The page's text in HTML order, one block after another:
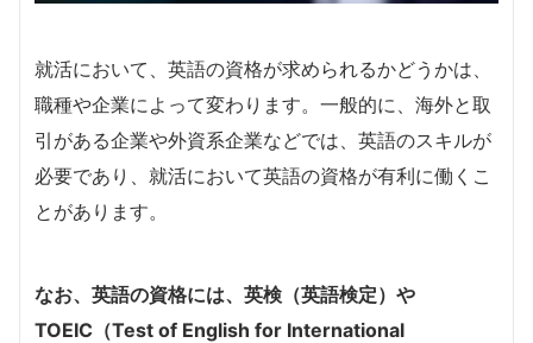
就活において、英語の資格が求められるかどうかは、
職種や企業によって変わります。一般的に、海外と取
引がある企業や外資系企業などでは、英語のスキルが
必要であり、就活において英語の資格が有利に働くこ
とがあります。
なお、英語の資格には、英検（英語検定）や
TOEIC（Test of English for International